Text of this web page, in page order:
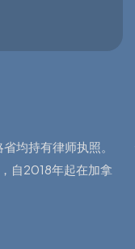
均持有律师执照。
自2018年起在加拿